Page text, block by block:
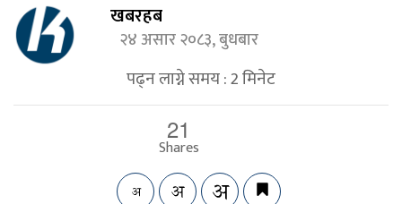
खबरहब
२४ असार २०८३, बुधबार
पढ्न लाग्ने समय :2मिनेट
21
Shares